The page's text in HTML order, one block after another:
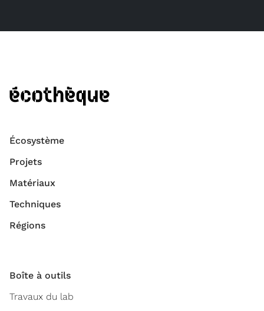
Écosystème
Projets
Matériaux
Techniques
Régions
Boîte à outils
Travaux du lab